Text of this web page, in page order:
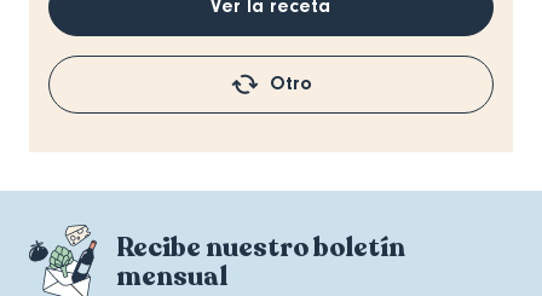
Ver la receta
Otro
Recibe nuestro boletín
mensual